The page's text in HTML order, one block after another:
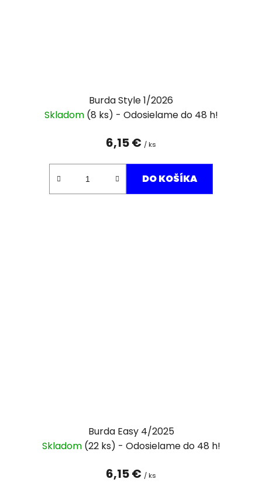
Burda Style 1/2026
Skladom (8 ks)
6,15 € / ks
DO KOŠÍKA
Burda Easy 4/2025
Skladom (22 ks)
6,15 € / ks